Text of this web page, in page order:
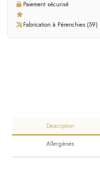
Paiement sécurisé
Fabrication à Pérenchies (59)
Description
Allergènes